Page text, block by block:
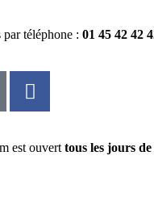
téléphone : 01 45 42 42
est ouvert tous les jours